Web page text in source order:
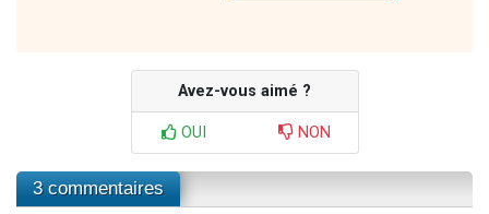
Avez-vous aimé ?
OUI NON
3 commentaires